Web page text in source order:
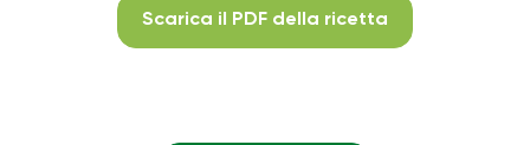
Scarica il PDF della ricetta